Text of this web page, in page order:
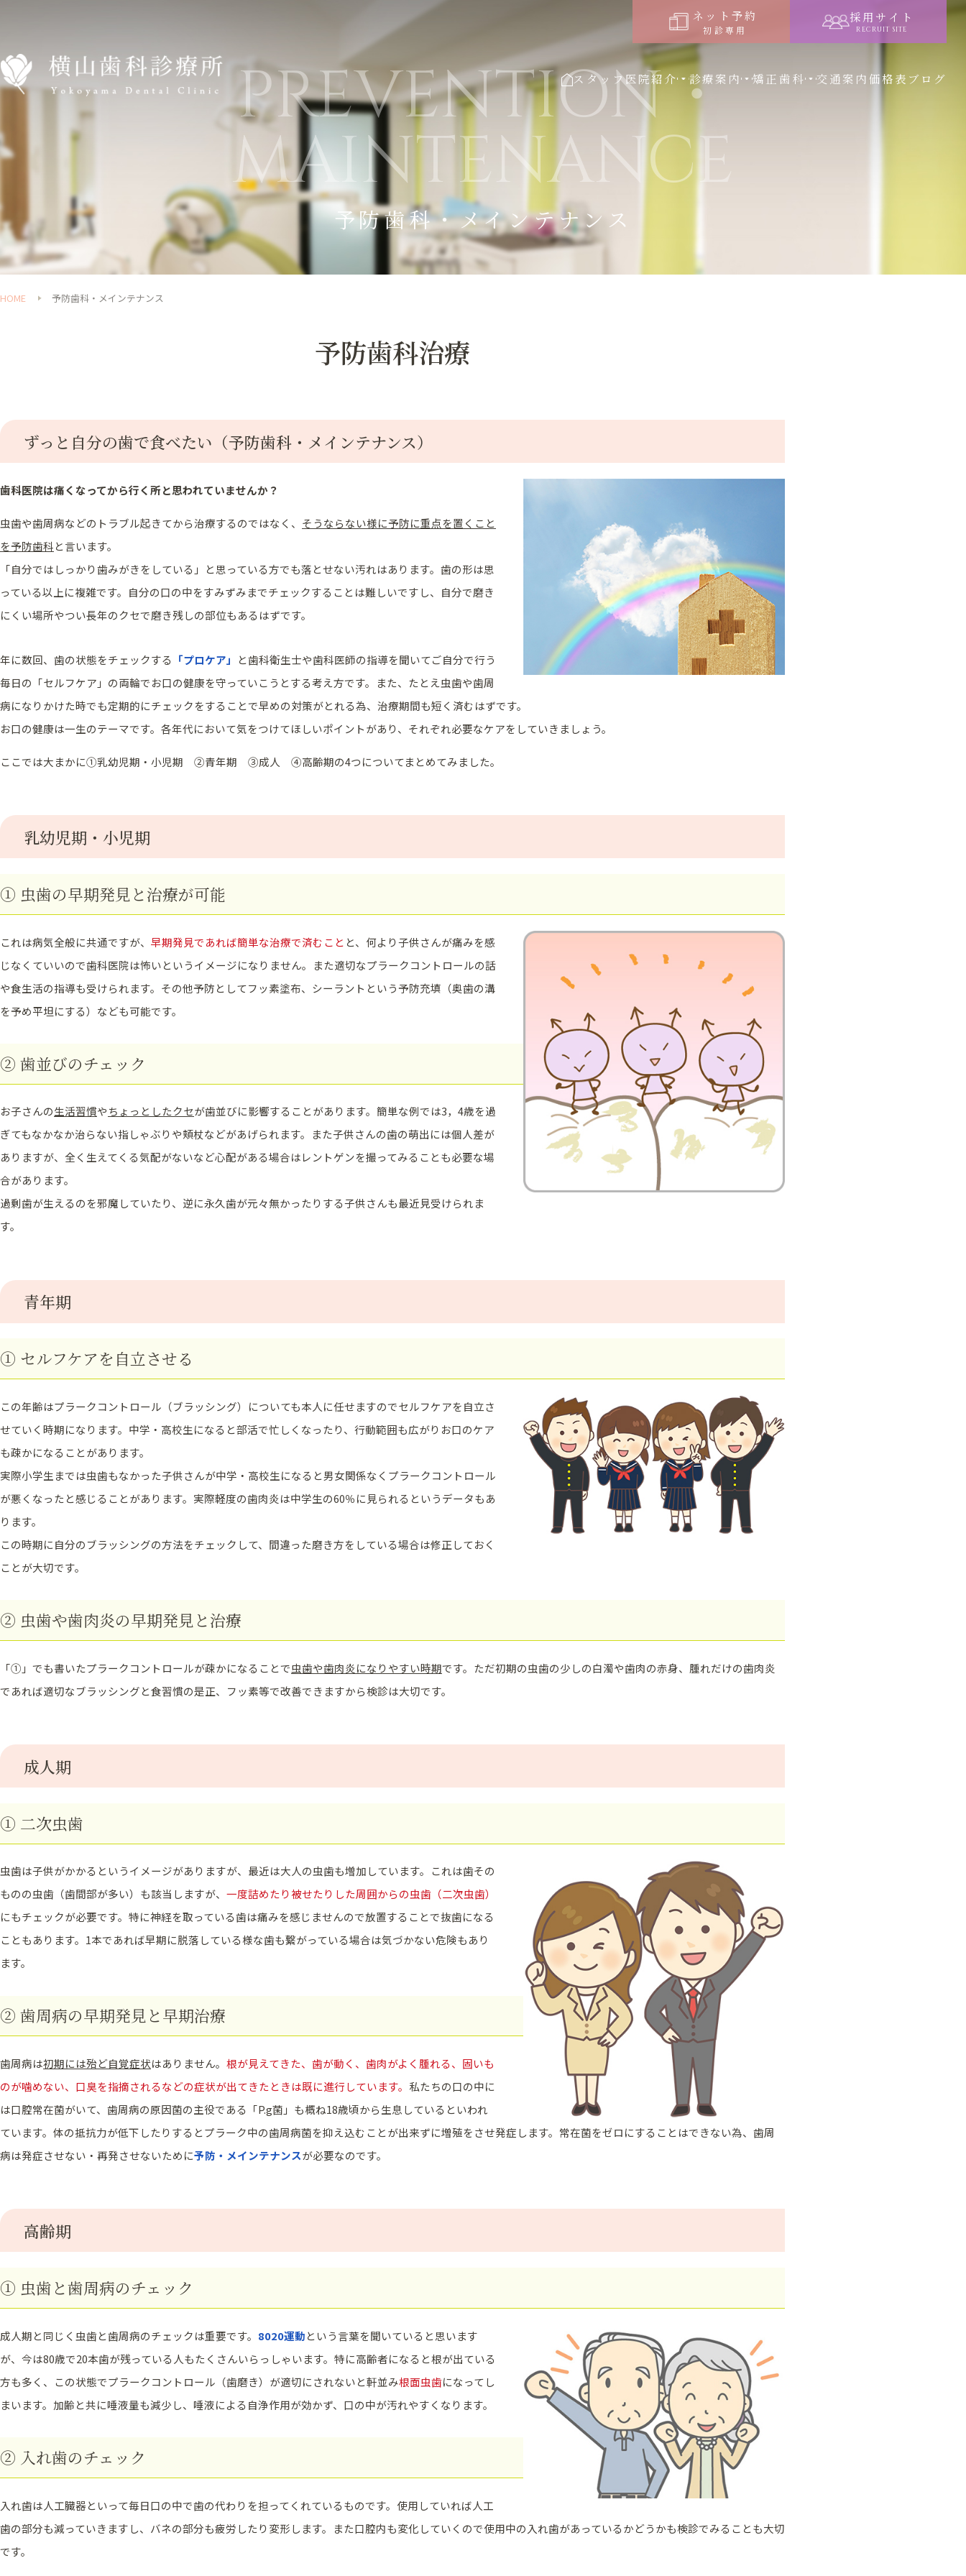
ネット予約
初診専用
採用サイト
RECRUIT SITE
スタッフ医院紹介 診療案内 矯正歯科 交通案内価格表 ブログ
予防歯科・メインテナンス
PREVENTION・
MAINTENANCE
HOME 予防歯科・メインテナンス
予防歯科治療
ずっと自分の歯で食べたい（予防歯科・メインテナンス）
歯科医院は痛くなってから行く所と思われていませんか？
虫歯や歯周病などのトラブル起きてから治療するのではなく、 そうならない様に予防に重点を置くこと
を予防歯科と言います。
「自分ではしっかり歯みがきをしている」と思っている方でも落とせない汚れはあります。歯の形は思
っている以上に複雑です。自分の口の中をすみずみまでチェックすることは難しいですし、自分で磨き
にくい場所やつい長年のクセで磨き残しの部位もあるはずです。
年に数回、歯の状態をチェックする 「プロケア」
と歯科衛生士や歯科医師の指導を聞いてご自分で行う
毎日の 「セルフケア」 の両輪でお口の健康を守っていこうとする考え方です。また、たとえ虫歯や歯周
病になりかけた時でも定期的にチェックをすることで早めの対策がとれる為、治療期間も短く済むはずです。
お口の健康は一生のテーマです。各年代において気をつけてほしいポイントがあり、それぞれ必要なケアをしていきましょう。
ここでは大まかに①乳幼児期・小児期 ②青年期 ③成人 ④高齢期の4つについてまとめてみました。
乳幼児期・小児期
① 虫歯の早期発見と治療が可能
これは病気全般に共通ですが、 早期発見であれば簡単な治療で済むこと と、何より子供さんが痛みを感
じなくていいので歯科医院は怖いというイメージになりません。また適切なプラークコントロールの話
や食生活の指導も受けられます。その他予防としてフッ素塗布、シーラントという予防充填（奥歯の溝
を予め平坦にする）なども可能です。
② 歯並びのチェック
お子さんの生活習慣やちょっとしたクセが歯並びに影響することがあります。簡単な例では3，4歳を過
ぎてもなかなか治らない指しゃぶりや頬杖などがあげられます。また子供さんの歯の萌出には個人差が
ありますが、全く生えてくる気配がないなど心配がある場合はレントゲンを撮ってみることも必要な場
合があります。
過剰歯が生えるのを邪魔していたり、逆に永久歯が元々無かったりする子供さんも最近見受けられま
す。
青年期
① セルフケアを自立させる
この年齢はプラークコントロール（ブラッシング）についても本人に任せますのでセルフケアを自立さ
せていく時期になります。中学・高校生になると部活で忙しくなったり、行動範囲も広がりお口のケア
も疎かになることがあります。
実際小学生までは虫歯もなかった子供さんが中学・高校生になると男女関係なくプラークコントロール
が悪くなったと感じることがあります。実際軽度の歯肉炎は中学生の60％に見られるというデータもあ
ります。
この時期に自分のブラッシングの方法をチェックして、間違った磨き方をしている場合は修正しておく
ことが大切です。
② 虫歯や歯肉炎の早期発見と治療
「①」でも書いたプラークコントロールが疎かになることで虫歯や歯肉炎になりやすい時期です。ただ初期の虫歯の少しの白濁や歯肉の赤身、腫れだけの歯肉炎
であれば適切なブラッシングと食習慣の是正、フッ素等で改善できますから検診は大切です。
成人期
① 二次虫歯
虫歯は子供がかかるというイメージがありますが、最近は大人の虫歯も増加しています。これは歯その
ものの虫歯（歯間部が多い）も該当しますが、 一度詰めたり被せたりした周囲からの虫歯（二次虫歯）
にもチェックが必要です。特に神経を取っている歯は痛みを感じませんので放置することで抜歯になる
こともあります。1本であれば早期に脱落している様な歯も繋がっている場合は気づかない危険もあり
ます。
② 歯周病の早期発見と早期治療
歯周病は初期には殆ど自覚症状はありません。 根が見えてきた、歯が動く、歯肉がよく腫れる、固いも
のが噛めない、口臭を指摘されるなどの症状が出てきたときは既に進行しています。 私たちの口の中に
は口腔常在菌がいて、歯周病の原因菌の主役である「P.g菌」も概ね18歳頃から生息しているといわれ
ています。体の抵抗力が低下したりするとプラーク中の歯周病菌を抑え込むことが出来ずに増殖をさせ発症します。常在菌をゼロにすることはできない為、歯周
病は発症させない・再発させないために予防・メインテナンスが必要なのです。
高齢期
① 虫歯と歯周病のチェック
成人期と同じく虫歯と歯周病のチェックは重要です。 8020運動という言葉を聞いていると思います
が、今は80歳で20本歯が残っている人もたくさんいらっしゃいます。特に高齢者になると根が出ている
方も多く、この状態でプラークコントロール（歯磨き）が適切にされないと軒並み根面虫歯になってし
まいます。加齢と共に唾液量も減少し、唾液による自浄作用が効かず、口の中が汚れやすくなります。
② 入れ歯のチェック
入れ歯は人工臓器といって毎日口の中で歯の代わりを担ってくれているものです。使用していれば人工
歯の部分も減っていきますし、バネの部分も疲労したり変形します。また口腔内も変化していくので使用中の入れ歯があっているかどうかも検診でみることも大切
です。